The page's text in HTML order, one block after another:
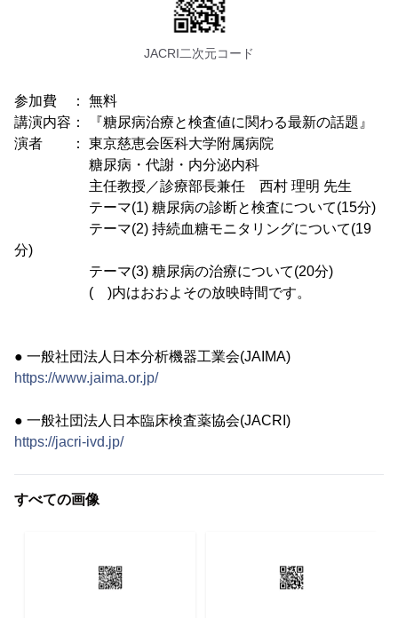
JACRI二次元コード
参加費 ： 無料
講演内容： 『糖尿病治療と検査値に関わる最新の話題』
演者 ： 東京慈恵会医科大学附属病院
糖尿病・代謝・内分泌内科
主任教授／診療部長兼任 西村 理明 先生
テーマ(1) 糖尿病の診断と検査について(15分)
テーマ(2) 持続血糖モニタリングについて(19
分)
テーマ(3) 糖尿病の治療について(20分)
( )内はおおよその放映時間です。
● 一般社団法人日本分析機器工業会(JAIMA)
https://www.jaima.or.jp/
● 一般社団法人日本臨床検査薬協会(JACRI)
https://jacri-ivd.jp/
すべての画像